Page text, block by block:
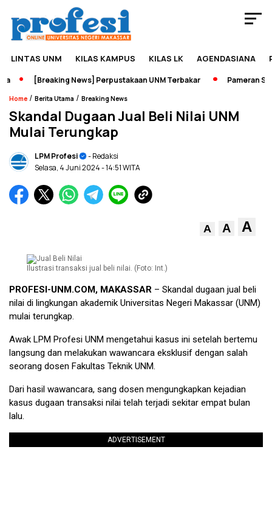
LINTAS UNM KILAS KAMPUS KILAS LK AGENDASIANA
[Breaking News] Perpustakaan UNM Terbakar Pameran
Home / Berita Utama / Breaking News
Skandal Dugaan Jual Beli Nilai UNM
Mulai Terungkap
LPM Profesi
- Redaksi
Selasa, 4 Juni 2024- 14:51 WITA
A A A
Ilustrasi transaksi jual beli nilai. (Foto: Int.)
PROFESI-UNM.COM, MAKASSAR – Skandal dugaan jual beli
nilai di lingkungan akademik Universitas Negeri Makassar (UNM)
mulai terungkap.
Awak LPM Profesi UNM mengetahui kasus ini setelah bertemu
langsung dan melakukan wawancara eksklusif dengan salah
seorang dosen Fakultas Teknik UNM.
Dari hasil wawancara, sang dosen mengungkapkan kejadian
kasus dugaan transaksi nilai telah terjadi sekitar empat bulan
lalu.
ADVERTISEMENT